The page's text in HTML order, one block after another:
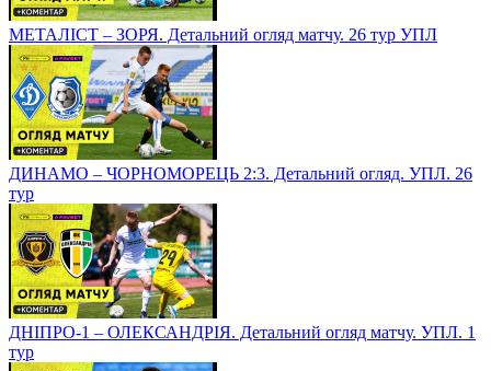
МЕТАЛІСТ – ЗОРЯ. Детальний огляд матчу. 26 тур УПЛ
ДИНАМО – ЧОРНОМОРЕЦЬ 2:3. Детальний огляд. УПЛ. 26
тур
ДНІПРО-1 – ОЛЕКСАНДРІЯ. Детальний огляд матчу. УПЛ. 1
тур